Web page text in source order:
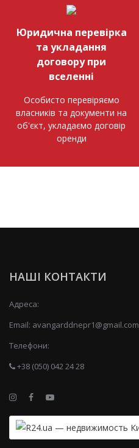
Юридична перевірка
та укладання
договору при
вселенні
Особисто перевіряємо
власників та документи на
об'єкт, укладаємо договір
оренди
НАШІ КОНТАКТИ
Адреса:
Email: avangarddnepr1@gmail.com
Телефони:
+38 (050) 042 24 28